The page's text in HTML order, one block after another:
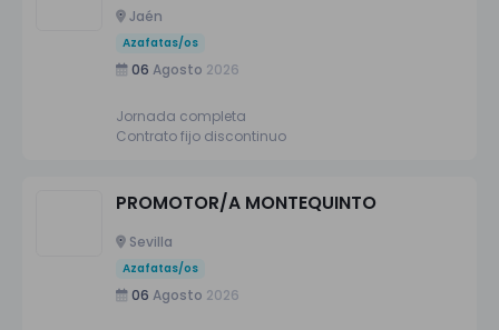
Jaén
Azafatas/os
06 Agosto 2026
Jornada completa
Contrato fijo discontinuo
PROMOTOR/A MONTEQUINTO
Sevilla
Azafatas/os
06 Agosto 2026